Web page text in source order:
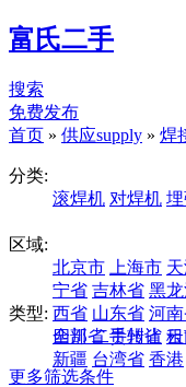
富氏二手
搜索
免费发布
首页 » 供应supply » 焊
分类:
滚焊机 对焊机
区域:
北京市
上海市
宁省 吉林省 黑
西省 山东省 河
四川省 贵州省
新疆 台湾省 香港
类型:
全部 二手转让
更多筛选条件